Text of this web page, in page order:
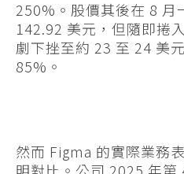
250%。股價其後在 8 月
142.92 美元，但隨即捲
劇下挫至約 23 至 24 美
85%。
然而 Figma 的實際業務
明對比。公司 2025 年